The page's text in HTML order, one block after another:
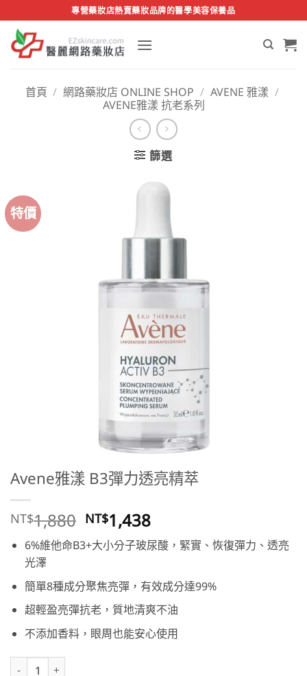
to
content
專營藥妝店熱賣藥妝品牌的醫學美容保養品
首頁 / 網路藥妝店 ONLINE SHOP / AVENE 雅漾 /
AVENE雅漾 抗老系列
篩選
特價
Avene雅漾 B3彈力透亮精萃
NT$1,880 原
始
價
NT$1,880。
NT$1,438目
前
價
NT$1,438。
6%維他命B3+大小分子玻尿酸，緊實、恢復彈力、透亮
光澤
簡單8種成分聚焦亮彈，有效成分達99%
超輕盈亮彈抗老，質地清爽不油
不添加香料，眼周也能安心使用
Avene雅漾 B3彈力透亮精萃 數量